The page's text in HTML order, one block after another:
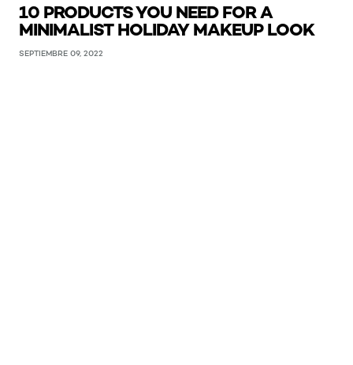
10 PRODUCTS YOU NEED FOR A
MINIMALIST HOLIDAY MAKEUP LOOK
SEPTIEMBRE 09, 2022